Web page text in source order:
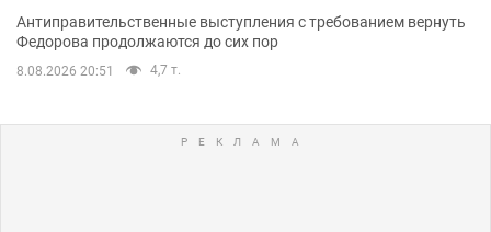
Антиправительственные выступления с требованием вернуть
Федорова продолжаются до сих пор
8.08.2026 20:51 4,7 т.